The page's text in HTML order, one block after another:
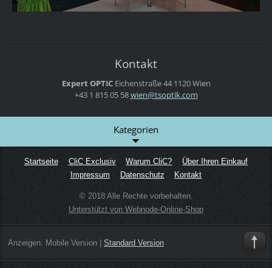
Kontakt
Expert OPTIC Eichenstraße 441120 Wien
+43 1 815 05 58wien@tsoptik.com
Kategorien
Startseite CliC Exclusiv Warum CliC?
Über Ihren Einkauf
Impressum
Datenschutz Kontakt
© 2018 Alle Rechte vorbehalten.
Unterstützt von Webnode-Online-Shop
Anzeigen: Mobile Version| Standard Version